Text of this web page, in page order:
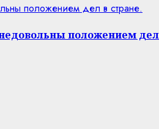
положением дел в стране.
положением дел